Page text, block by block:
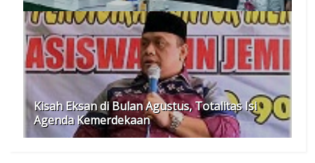
Kisah Eksan di Bulan Agustus, Totalitas Isi
Agenda Kemerdekaan